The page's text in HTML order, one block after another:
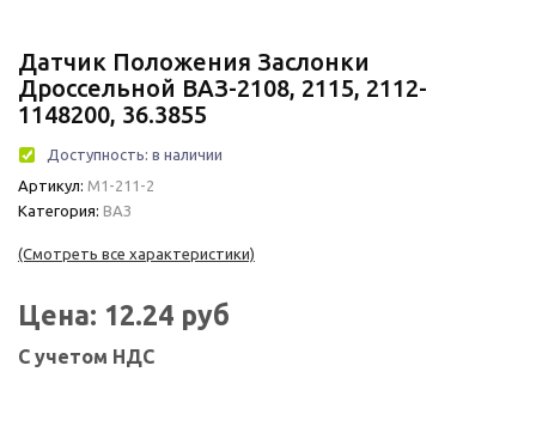
Датчик Положения Заслонки
Дроссельной ВАЗ-2108, 2115, 2112-
1148200, 36.3855
Доступность: в наличии
Артикул: М1-211-2
Категория: ВАЗ
(Смотреть все характеристики)
Цена: 12.24 руб
С учетом НДС